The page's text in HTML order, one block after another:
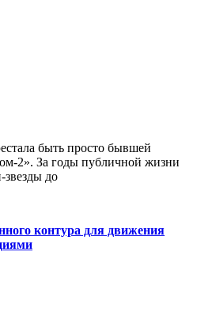
быть просто бывшей
2». За годы публичной жизни
звезды до
контура для движения